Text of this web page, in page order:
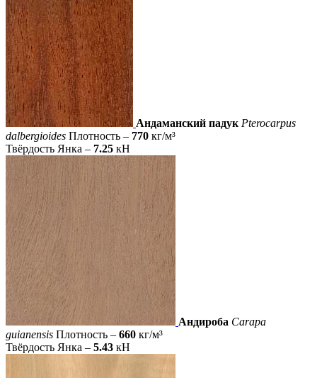
Андаманский падук Pterocarpus
dalbergioides Плотность – 770 кг/м³
Твёрдость Янка – 7.25 кН
Андироба Carapa
guianensis Плотность – 660 кг/м³
Твёрдость Янка – 5.43 кН